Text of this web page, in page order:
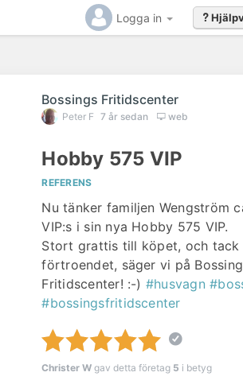
Logga in
Bossings Fritidscenter
Peter F 7 år sedan web
Hobby 575 VIP
REFERENS
Nu tänker familjen Wengström
VIP:s i sin nya Hobby 575 VIP.
Stort grattis till köpet, och tack
förtroendet, säger vi på
Fritidscenter! :-) #husvagn
#bossingsfritidscenter
Christer W gav detta företag 5 i betyg